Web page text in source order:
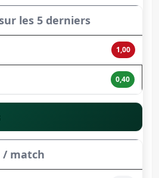
les 5 derniers
1,00
0,40
/ match